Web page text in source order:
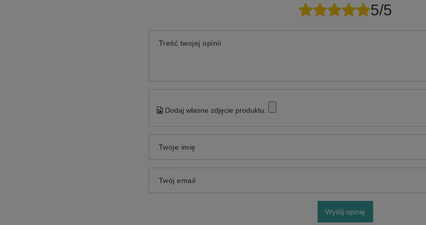
5/5
Treść twojej opinii
Dodaj własne zdjęcie produktu:
Twoje imię
Twój email
Wyślij opinię